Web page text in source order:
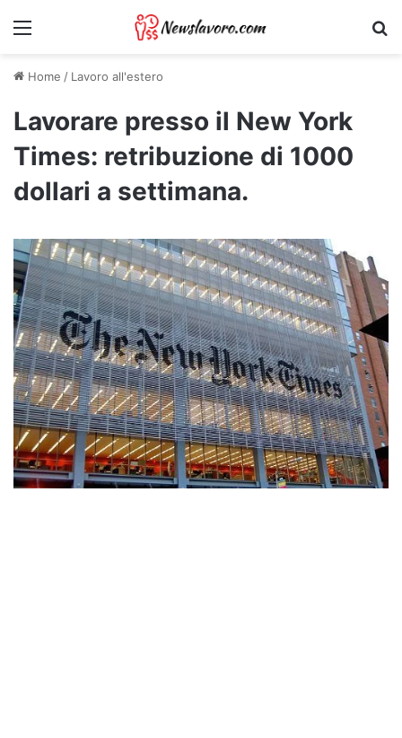
Menu
Home / Lavoro all'estero
Lavorare presso il New York
Times: retribuzione di 1000
dollari a settimana.